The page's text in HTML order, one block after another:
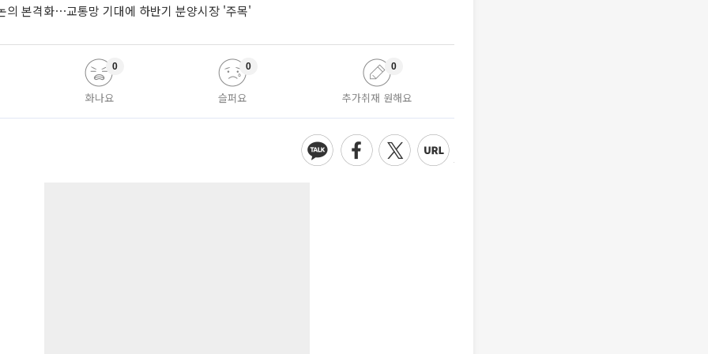
의 본격화⋯교통망 기대에 하반기 분양시장 '주목'
화나요
0
슬퍼요
0
추가취재 원해요
0